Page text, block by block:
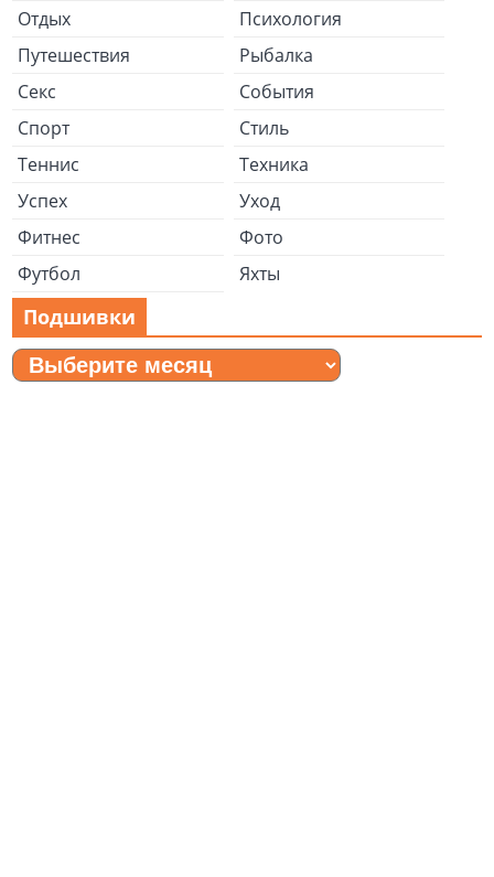
Отдых
Психология
Путешествия
Рыбалка
Секс
События
Спорт
Стиль
Теннис
Техника
Успех
Уход
Фитнес
Фото
Футбол
Яхты
Подшивки
Подшивки